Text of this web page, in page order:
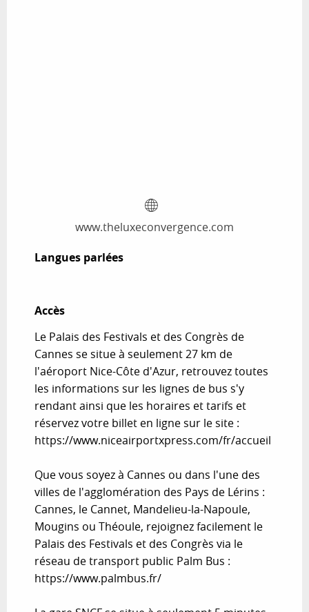
www.theluxeconvergence.com
Langues parlées
Langues parlées
Accès
Accès
Le Palais des Festivals et des Congrès de
Cannes se situe à seulement 27 km de
l'aéroport Nice-Côte d'Azur, retrouvez toutes
les informations sur les lignes de bus s'y
rendant ainsi que les horaires et tarifs et
réservez votre billet en ligne sur le site :
https://www.niceairportxpress.com/fr/accueil
Que vous soyez à Cannes ou dans l'une des
villes de l'agglomération des Pays de Lérins :
Cannes, le Cannet, Mandelieu-la-Napoule,
Mougins ou Théoule, rejoignez facilement le
Palais des Festivals et des Congrès via le
réseau de transport public Palm Bus :
https://www.palmbus.fr/